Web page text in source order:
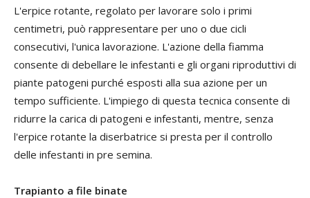
L'erpice rotante, regolato per lavorare solo i primi
centimetri, può rappresentare per uno o due cicli
consecutivi, l'unica lavorazione. L'azione della fiamma
consente di debellare le infestanti e gli organi riproduttivi di
piante patogeni purché esposti alla sua azione per un
tempo sufficiente. L'impiego di questa tecnica consente di
ridurre la carica di patogeni e infestanti, mentre, senza
l'erpice rotante la diserbatrice si presta per il controllo
delle infestanti in pre semina.
Trapianto a file binate